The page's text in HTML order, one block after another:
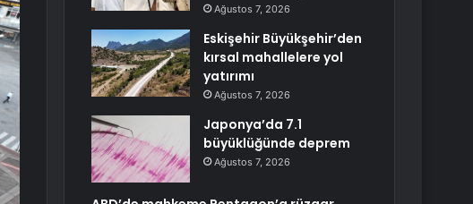
Ağustos 7, 2026
Eskişehir Büyükşehir’den
kırsal mahallelere yol
yatırımı
Ağustos 7, 2026
Japonya’da 7.1
büyüklüğünde deprem
Ağustos 7, 2026